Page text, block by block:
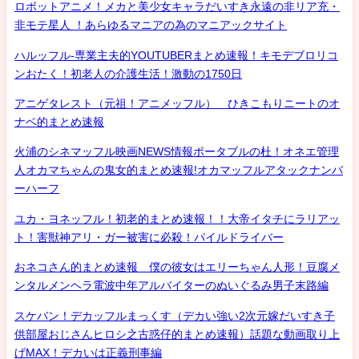
ロボットアニメ！メカと美少女キャラだいすき永遠の非リア充・
非モテ星人 ！あらゆるマニアの為のマニアックサイト
ハルッフル-専業主夫的YOUTUBERまとめ速報！キモデブロリコ
ンおたく！初老人の介護生活！激動の1750日
アニゲタレスト（元祖！アニメッフル） ひきこもりニートのオ
ナベ的まとめ速報
火浦のシネマッフル映画NEWS情報ポータブルの杜！オネエ管理
人オカマちゃんの鬼女的まとめ速報!オカマッフルアタックナンバ
ーハーフ
ユカ・ヨネッフル！初老的まとめ速報！！大帝イタチにラリアッ
ト！害獣神アリ・ガー被害に必殺！パイルドライバー
おネコさん的まとめ速報 僕の彼女はエリーちゃん人形！豆腐メ
ンタルメンヘラ電波中年アルバイターのぬいぐるみ男子末路編
スケバン！デカッフルまっくす（デカい強い2次元嫁だいすき子
供部屋おじさんヒロシ之古惑仔的まとめ速報）話題な動画取り上
げMAX！デカいは正義刑事編